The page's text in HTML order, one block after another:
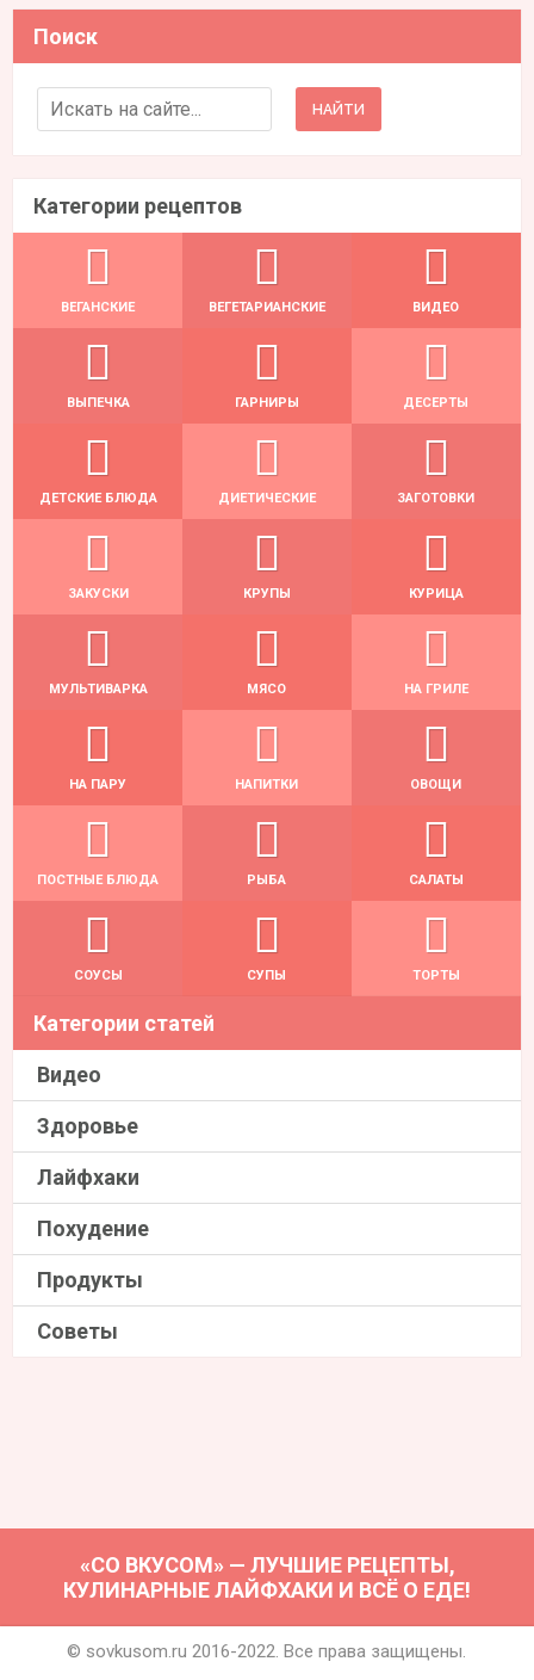
Поиск
Search for:
Категории рецептов
ВЕГАНСКИЕ ВЕГЕТАРИАНСКИЕ ВИДЕО
ВЫПЕЧКА ГАРНИРЫ ДЕСЕРТЫ
ДЕТСКИЕ БЛЮДА ДИЕТИЧЕСКИЕ ЗАГОТОВКИ
ЗАКУСКИ КРУПЫ КУРИЦА
МУЛЬТИВАРКА МЯСО НА ГРИЛЕ
НА ПАРУ НАПИТКИ ОВОЩИ
ПОСТНЫЕ БЛЮДА РЫБА САЛАТЫ
СОУСЫ СУПЫ ТОРТЫ
Категории статей
Видео
Здоровье
Лайфхаки
Похудение
Продукты
Советы
«СО ВКУСОМ» — ЛУЧШИЕ РЕЦЕПТЫ,
КУЛИНАРНЫЕ ЛАЙФХАКИ И ВСЁ О ЕДЕ!
© sovkusom.ru 2016-2022. Все права защищены.